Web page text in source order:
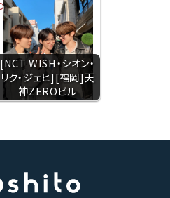
[NCT WISH・シオン・
リク・ジェヒ][福岡]天
神ZEROビル